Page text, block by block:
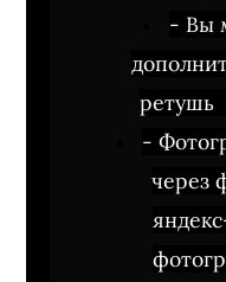
- Вы
ретушь
-
через